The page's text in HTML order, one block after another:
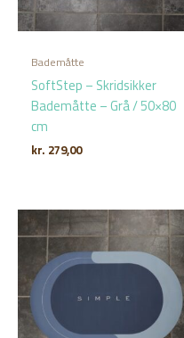
Bademåtte
SoftStep – Skridsikker
Bademåtte – Grå / 50×80
cm
kr. 279,00